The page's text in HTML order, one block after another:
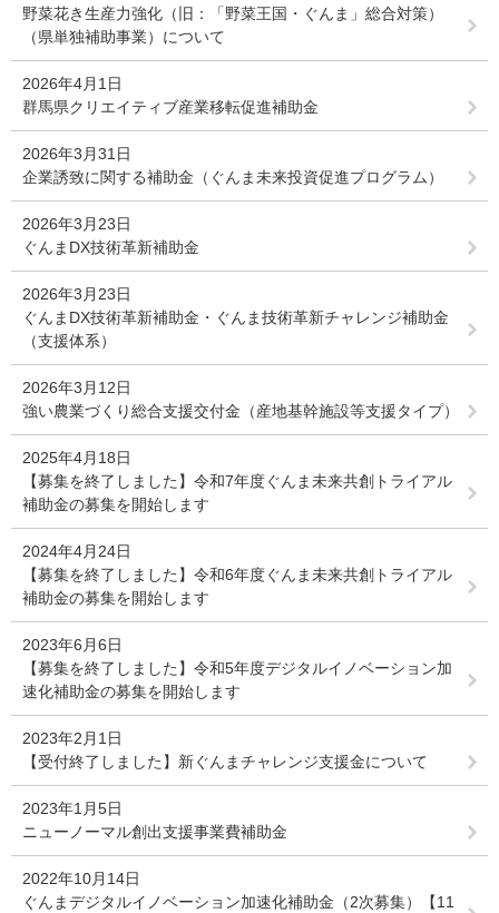
野菜花き生産力強化（旧：「野菜王国・ぐんま」総合対策）
（県単独補助事業）について
2026年4月1日
群馬県クリエイティブ産業移転促進補助金
2026年3月31日
企業誘致に関する補助金（ぐんま未来投資促進プログラム）
2026年3月23日
ぐんまDX技術革新補助金
2026年3月23日
ぐんまDX技術革新補助金・ぐんま技術革新チャレンジ補助金
（支援体系）
2026年3月12日
強い農業づくり総合支援交付金（産地基幹施設等支援タイプ）
2025年4月18日
【募集を終了しました】令和7年度ぐんま未来共創トライアル
補助金の募集を開始します
2024年4月24日
【募集を終了しました】令和6年度ぐんま未来共創トライアル
補助金の募集を開始します
2023年6月6日
【募集を終了しました】令和5年度デジタルイノベーション加
速化補助金の募集を開始します
2023年2月1日
【受付終了しました】新ぐんまチャレンジ支援金について
2023年1月5日
ニューノーマル創出支援事業費補助金
2022年10月14日
ぐんまデジタルイノベーション加速化補助金（2次募集）【11